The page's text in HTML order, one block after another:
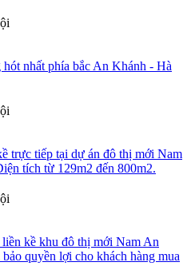
nhất phía bắc An Khánh - Hà
trực tiếp tại dự án đô thị mới Nam
tích từ 129m2 đến 800m2.
kề khu đô thị mới Nam An
quyền lợi cho khách hàng mua